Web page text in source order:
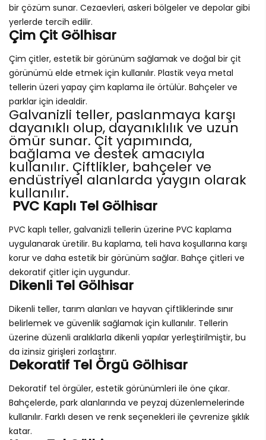
bir çözüm sunar. Cezaevleri, askeri bölgeler ve depolar gibi
yerlerde tercih edilir.
Çim Çit Gölhisar
Çim çitler, estetik bir görünüm sağlamak ve doğal bir çit
görünümü elde etmek için kullanılır. Plastik veya metal
tellerin üzeri yapay çim kaplama ile örtülür. Bahçeler ve
parklar için idealdir.
Galvanizli teller, paslanmaya karşı
dayanıklı olup, dayanıklılık ve uzun
ömür sunar. Çit yapımında,
bağlama ve destek amacıyla
kullanılır. Çiftlikler, bahçeler ve
endüstriyel alanlarda yaygın olarak
kullanılır.
PVC Kaplı Tel Gölhisar
PVC kaplı teller, galvanizli tellerin üzerine PVC kaplama
uygulanarak üretilir. Bu kaplama, teli hava koşullarına karşı
korur ve daha estetik bir görünüm sağlar. Bahçe çitleri ve
dekoratif çitler için uygundur.
Dikenli Tel Gölhisar
Dikenli teller, tarım alanları ve hayvan çiftliklerinde sınır
belirlemek ve güvenlik sağlamak için kullanılır. Tellerin
üzerine düzenli aralıklarla dikenli yapılar yerleştirilmiştir, bu
da izinsiz girişleri zorlaştırır.
Dekoratif Tel Örgü Gölhisar
Dekoratif tel örgüler, estetik görünümleri ile öne çıkar.
Bahçelerde, park alanlarında ve peyzaj düzenlemelerinde
kullanılır. Farklı desen ve renk seçenekleri ile çevrenize şıklık
katar.